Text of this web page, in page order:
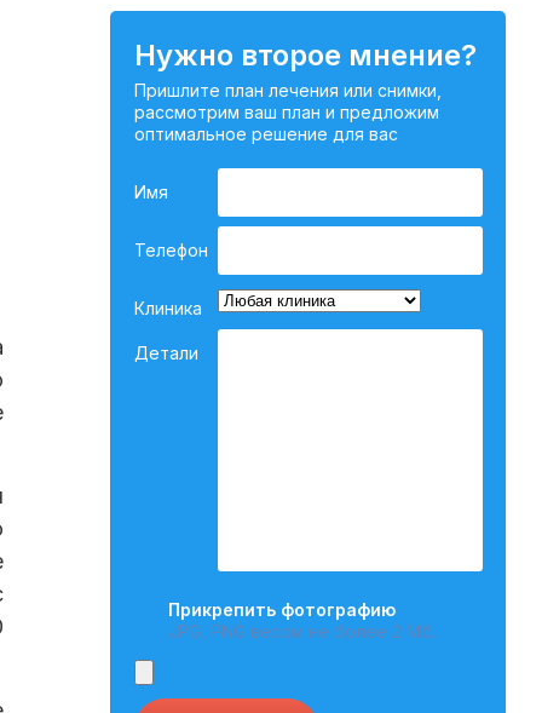
Нужно второе мнение?
Пришлите план лечения или снимки,
рассмотрим ваш план и предложим
оптимальное решение для вас
Имя
Телефон
Клиника
Детали
Прикрепить фотографию
JPG, PNG весом не более 2 Мб.